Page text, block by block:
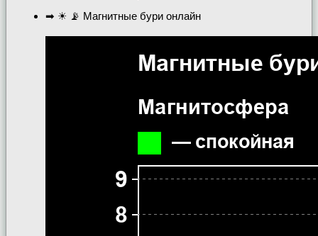
➡ ☀ 📡 Магнитные бури онлайн